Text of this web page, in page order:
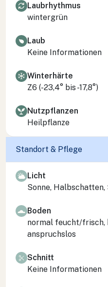
Laubrhythmus
wintergrün
Laub
Keine Informationen
Winterhärte
Z6 (-23,4° bis -17,8°)
Nutzpflanzen
Heilpflanze
Standort & Pflege
Licht
Sonne,
Boden
normal feucht/frisch,
anspruchslos
Schnitt
Keine Informationen